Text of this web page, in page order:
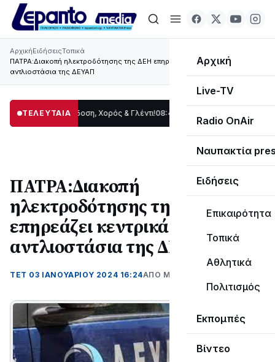
Αρχική
Live-TV
Radio OnAir
Ναυπακτία
Ειδήσεις
Επικαιρότητα
Τοπικά
Αθλητικά
Πολιτισμός
Εκπομπές
Βίντεο
ΑρχικήΕιδήσειςΤοπικά
ΠΑΤΡΑ:Διακοπή ηλεκτροδότησης της ΔΕΗ επηρεάζει κεντρικά
αντλιοστάσια της ΔΕΥΑΠ
ΤΕΛΕΥΤΑΙΑ
Παράδοση, Χορός & Γλέντι!08:41 ΤΟ ΠΑΡΤΥ ΣΥΝΕΧΙΖΕΤΑΙ…
ΠΑΤΡΑ:Διακοπή
ηλεκτροδότησης της ΔΕΗ
επηρεάζει κεντρικά
αντλιοστάσια της ΔΕΥΑΠ
ΤΕΤ 03 ΙΑΝΟΥΑΡΊΟΥ 2024 16:24ΑΠΌ ΜΑΝΤΩ ΚΑΠΕΝΤΖΩΝΗ